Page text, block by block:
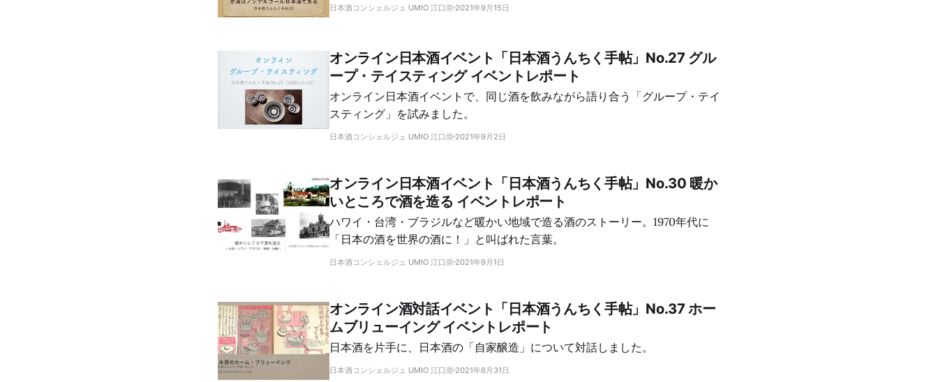
日本酒コンシェルジュ UMIO 江口崇 2021年9月15日
オンライン日本酒イベント「日本酒うんちく手帖」No.27 グル
ープ・テイスティング イベントレポート
オンライン日本酒イベントで、同じ酒を飲みながら語り合う「グループ・テイ
スティング」を試みました。
日本酒コンシェルジュ UMIO 江口崇 2021年9月2日
オンライン日本酒イベント「日本酒うんちく手帖」No.30 暖か
いところで酒を造る イベントレポート
ハワイ・台湾・ブラジルなど暖かい地域で造る酒のストーリー。1970年代に
「日本の酒を世界の酒に！」と叫ばれた言葉。
日本酒コンシェルジュ UMIO 江口崇 2021年9月1日
オンライン酒対話イベント「日本酒うんちく手帖」No.37 ホー
ムブリューイング イベントレポート
日本酒を片手に、日本酒の「自家醸造」について対話しました。
日本酒コンシェルジュ UMIO 江口崇 2021年8月31日